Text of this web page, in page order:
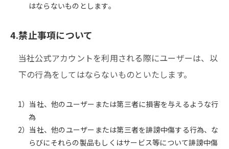
はならないものとします。
4.禁止事項について
当社公式アカウントを利用される際にユーザーは、以
下の行為をしてはならないものといたします。
1）当社、他のユーザーまたは第三者に損害を与えるような行
為
2）当社、他のユーザーまたは第三者を誹謗中傷する行為、な
らびにそれらの製品もしくはサービス等について誹謗中傷